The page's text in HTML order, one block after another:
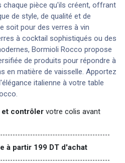
chaque pièce qu'ils créent, offrant
de style, de qualité et de
soit pour des verres à vin
à cocktail sophistiqués ou des
Bormioli Rocco propose
de produits pour répondre à
en matière de vaisselle. Apportez
italienne à votre table
et contrôler votre colis avant
à partir 199 DT d'achat